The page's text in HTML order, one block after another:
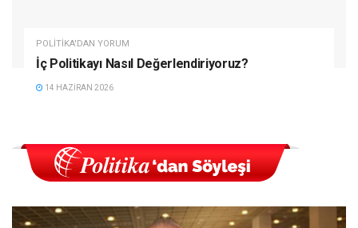
POLITIKA'DAN YORUM
İç Politikayı Nasıl Değerlendiriyoruz?
14 HAZIRAN 2026